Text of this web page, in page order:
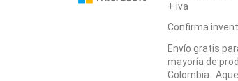
+ iva
Confirma
Envío gratis
mayoría de
Colombia.